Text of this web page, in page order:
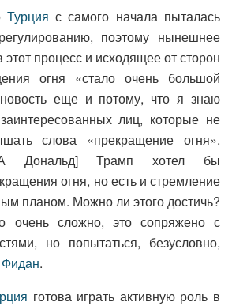
Турция с самого начала пыталась
поэтому нынешнее
этот процесс и исходящее от сторон
огня «стало очень большой
еще и потому, что я знаю
лиц, которые не
слова «прекращение огня».
Дональд] Трамп хотел бы
огня, но есть и стремление
планом. Можно ли этого достичь?
очень сложно, это сопряжено с
но попытаться, безусловно,
Фидан.
готова играть активную роль в